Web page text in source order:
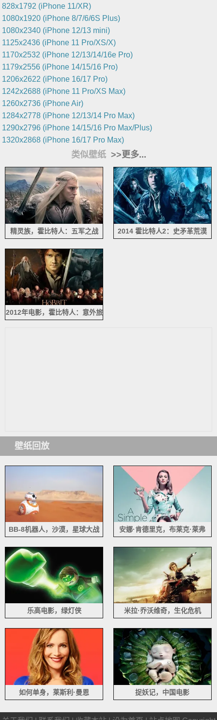
828x1792 (iPhone 11/XR)
1080x1920 (iPhone 8/7/6/6S Plus)
1080x2340 (iPhone 12/13 mini)
1125x2436 (iPhone 11 Pro/XS/X)
1170x2532 (iPhone 12/13/14/16e Pro)
1179x2556 (iPhone 14/15/16 Pro)
1206x2622 (iPhone 16/17 Pro)
1242x2688 (iPhone 11 Pro/XS Max)
1260x2736 (iPhone Air)
1284x2778 (iPhone 12/13/14 Pro Max)
1290x2796 (iPhone 14/15/16 Pro Max/Plus)
1320x2868 (iPhone 16/17 Pro Max)
类似壁纸 >>更多...
精灵族，霍比特人：五军之战 2014 霍比特人2：史矛革荒漠
2012年电影，霍比特人：意外旅
壁纸回放
BB-8机器人，沙漠，星球大战
安娜·肯德里克，布莱克·莱弗
乐高电影，绿灯侠 米拉·乔沃维奇，生化危机
如何单身，莱斯利·曼恩 捉妖记，中国电影